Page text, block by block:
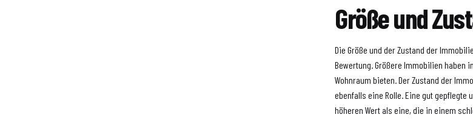
Größe und
Die Größe und der Zustand der
Bewertung. Größere Immobilien haben
Wohnraum bieten. Der Zustand der
ebenfalls eine Rolle. Eine gut
höheren Wert als eine, die in einem